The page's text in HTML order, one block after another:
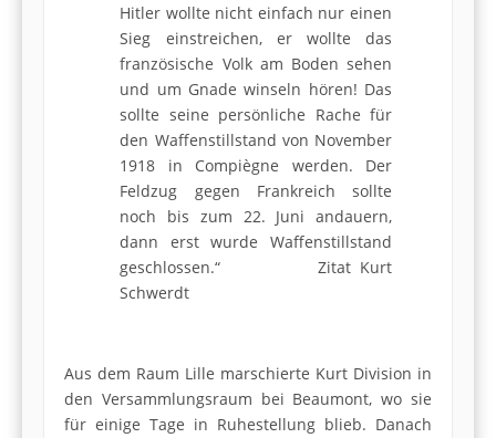
Hitler wollte nicht einfach nur einen
Sieg einstreichen, er wollte das
französische Volk am Boden sehen
und um Gnade winseln hören! Das
sollte seine persönliche Rache für
den Waffenstillstand von November
1918 in Compiègne werden. Der
Feldzug gegen Frankreich sollte
noch bis zum 22. Juni andauern,
dann erst wurde Waffenstillstand
geschlossen.“ Zitat Kurt
Schwerdt
Aus dem Raum Lille marschierte Kurt Division in
den Versammlungsraum bei Beaumont, wo sie
für einige Tage in Ruhestellung blieb. Danach